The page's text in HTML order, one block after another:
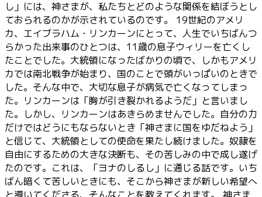
し」には、神さまが、私たちとどのような関係を結ぼうとし
ておられるのかが示されているのです。 19世紀のアメリ
カ、エイブラハム・リンカーンにとって、人生でいちばんつ
らかった出来事のひとつは、11歳の息子ウィリーを亡くし
たことでした。大統領になったばかりの頃で、しかもアメリ
カでは南北戦争が始まり、国のことで頭がいっぱいのときで
した。そんな中で、大切な息子が病気で亡くなってしまっ
た。リンカーンは「胸が引き裂かれるようだ」と言いまし
た。しかし、リンカーンはあきらめませんでした。自分の力
だけではどうにもならないとき「神さまに国をゆだねよう」
と信じて、大統領としての使命を果たし続けました。奴隷を
自由にするための大きな決断も、その苦しみの中で成し遂げ
たのです。これは、「ヨナのしるし」に通じる話です。いち
ばん暗くて苦しいときにも、そこから神さまが新しい希望へ